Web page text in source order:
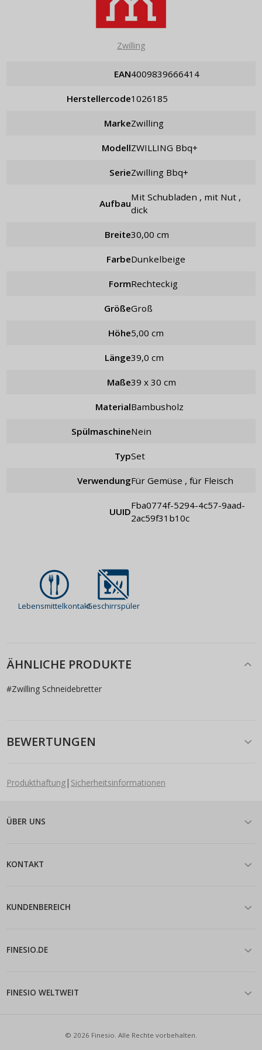
Zwilling
EAN 4009839666414
Herstellercode 1026185
Marke Zwilling
Modell ZWILLING Bbq+
Serie Zwilling Bbq+
Aufbau
mit Schubladen , mit Nut ,
dick
Breite 30,00 cm
Farbe Dunkelbeige
Form rechteckig
Größe groß
Höhe 5,00 cm
Länge 39,0 cm
Maße 39 x 30 cm
Material Bambusholz
Spülmaschine Nein
Typ Set
Verwendung für Gemüse , für Fleisch
UUID
fba0774f-5294-4c57-9aad-
2ac59f31b10c
LebensmittelkontaktGeschirrspüler
ÄHNLICHE PRODUKTE
#Zwilling Schneidebretter
BEWERTUNGEN
Produkthaftung| Sicherheitsinformationen
ÜBER UNS
KONTAKT
KUNDENBEREICH
FINESIO.DE
FINESIO WELTWEIT
© 2026 Finesio. Alle Rechte vorbehalten.